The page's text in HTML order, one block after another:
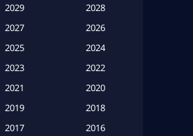
(120)
Based on a True Story สร้างจาก
Based on a True Story เรื่องจริง
2029
2028
2027
2026
2025
2024
2023
2022
2021
2020
2019
2018
2017
2016